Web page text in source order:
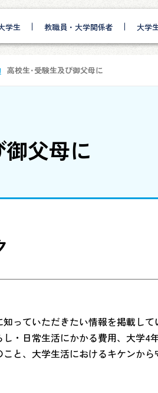
学生 教職員・大学関係者 大学
高校生･受験生及び御父母に
父母に
っていただきたい情報を掲載して
・日常生活にかかる費用、大学4
と、大学生活におけるキケンか